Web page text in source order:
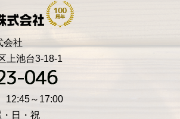
会社
上池台3-18-1
12:45～17:00
日・祝